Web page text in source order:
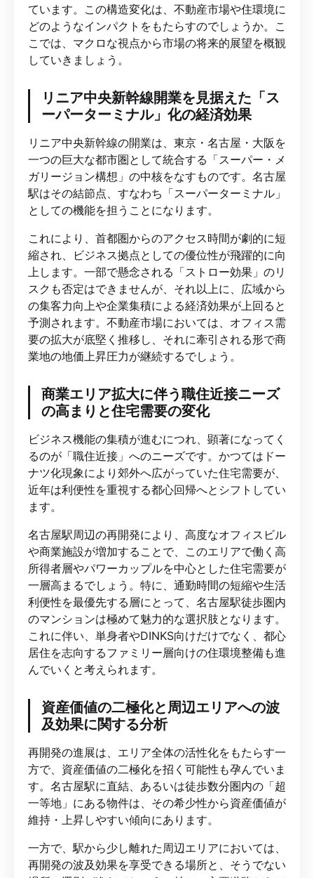
ています。この構造変化は、不動産市場や住環境に
どのようなインパクトをもたらすのでしょうか。こ
こでは、マクロな視点から市場の将来的展望を概観
していきましょう。
リニア中央新幹線開業を見据えた「ス
ーパーターミナル」化の経済効果
リニア中央新幹線の開業は、東京・名古屋・大阪を
一つの巨大な都市圏として統合する「スーパー・メ
ガリージョン構想」の中核をなすものです。名古屋
駅はその結節点、すなわち「スーパーターミナル」
としての機能を担うことになります。
これにより、首都圏からのアクセス時間が劇的に短
縮され、ビジネス拠点としての優位性が飛躍的に向
上します。一部で懸念される「ストロー効果」のリ
スクも否定はできませんが、それ以上に、広域から
の集客力向上や企業集積による経済効果が上回ると
予測されます。不動産市場においては、オフィス需
要の拡大が底堅く推移し、それに牽引される形で商
業地の地価上昇圧力が継続するでしょう。
商業エリア拡大に伴う職住近接ニーズ
の高まりと住宅需要の変化
ビジネス機能の集積が進むにつれ、顕著になってく
るのが「職住近接」へのニーズです。かつてはドー
ナツ化現象により郊外へ広がっていた住宅需要が、
近年は利便性を重視する都心回帰へとシフトしてい
ます。
名古屋駅周辺の再開発により、高度なオフィスビル
や商業施設が増加することで、このエリアで働く高
所得者層やパワーカップルを中心とした住宅需要が
一層高まるでしょう。特に、通勤時間の短縮や生活
利便性を最優先する層にとって、名古屋駅徒歩圏内
のマンションは極めて魅力的な選択肢となります。
これに伴い、単身者やDINKS向けだけでなく、都心
居住を志向するファミリー層向けの住環境整備も進
んでいくと考えられます。
資産価値の二極化と周辺エリアへの波
及効果に関する分析
再開発の進展は、エリア全体の活性化をもたらす一
方で、資産価値の二極化を招く可能性も孕んでいま
す。名古屋駅に直結、あるいは徒歩数分圏内の「超
一等地」にある物件は、その希少性から資産価値が
維持・上昇しやすい傾向にあります。
一方で、駅から少し離れた周辺エリアにおいては、
再開発の波及効果を享受できる場所と、そうでない